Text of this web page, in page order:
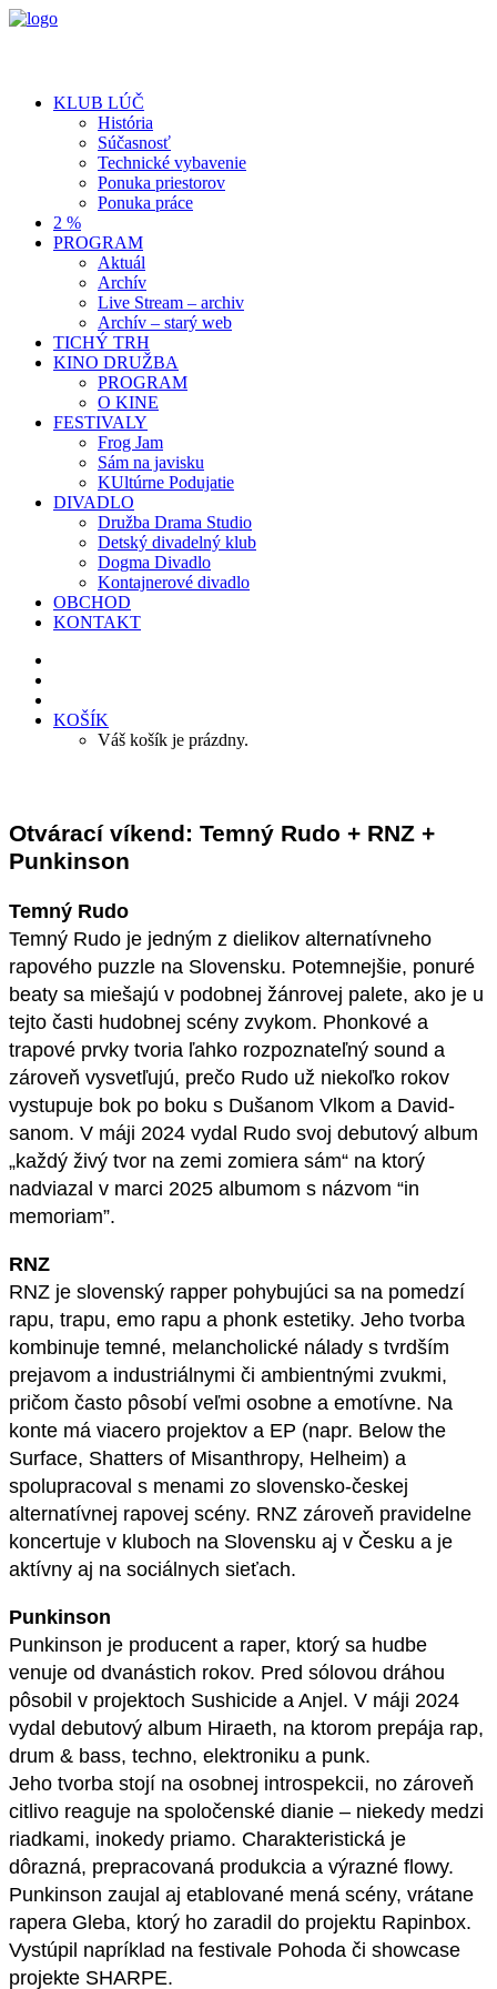
KLUB LÚČ
História
Súčasnosť
Technické vybavenie
Ponuka priestorov
Ponuka práce
2 %
PROGRAM
Aktuál
Archív
Live Stream – archiv
Archív – starý web
TICHÝ TRH
KINO DRUŽBA
PROGRAM
O KINE
FESTIVALY
Frog Jam
Sám na javisku
KUltúrne Podujatie
DIVADLO
Družba Drama Studio
Detský divadelný klub
Dogma Divadlo
Kontajnerové divadlo
OBCHOD
KONTAKT
KOŠÍK
Váš košík je prázdny.
Otvárací víkend: Temný Rudo + RNZ +
Punkinson
Temný Rudo
Temný Rudo je jedným z dielikov alternatívneho
rapového puzzle na Slovensku. Potemnejšie, ponuré
beaty sa miešajú v podobnej žánrovej palete, ako je u
tejto časti hudobnej scény zvykom. Phonkové a
trapové prvky tvoria ľahko rozpoznateľný sound a
zároveň vysvetľujú, prečo Rudo už niekoľko rokov
vystupuje bok po boku s Dušanom Vlkom a David-
sanom. V máji 2024 vydal Rudo svoj debutový album
„každý živý tvor na zemi zomiera sám“ na ktorý
nadviazal v marci 2025 albumom s názvom “in
memoriam”.
RNZ
RNZ je slovenský rapper pohybujúci sa na pomedzí
rapu, trapu, emo rapu a phonk estetiky. Jeho tvorba
kombinuje temné, melancholické nálady s tvrdším
prejavom a industriálnymi či ambientnými zvukmi,
pričom často pôsobí veľmi osobne a emotívne. Na
konte má viacero projektov a EP (napr. Below the
Surface, Shatters of Misanthropy, Helheim) a
spolupracoval s menami zo slovensko-českej
alternatívnej rapovej scény. RNZ zároveň pravidelne
koncertuje v kluboch na Slovensku aj v Česku a je
aktívny aj na sociálnych sieťach.
Punkinson
Punkinson je producent a raper, ktorý sa hudbe
venuje od dvanástich rokov. Pred sólovou dráhou
pôsobil v projektoch Sushicide a Anjel. V máji 2024
vydal debutový album Hiraeth, na ktorom prepája rap,
drum & bass, techno, elektroniku a punk.
Jeho tvorba stojí na osobnej introspekcii, no zároveň
citlivo reaguje na spoločenské dianie – niekedy medzi
riadkami, inokedy priamo. Charakteristická je
dôrazná, prepracovaná produkcia a výrazné flowy.
Punkinson zaujal aj etablované mená scény, vrátane
rapera Gleba, ktorý ho zaradil do projektu Rapinbox.
Vystúpil napríklad na festivale Pohoda či showcase
projekte SHARPE.